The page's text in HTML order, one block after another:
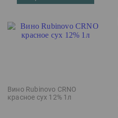
Вино Rubinovo CRNO
красное сух 12% 1л